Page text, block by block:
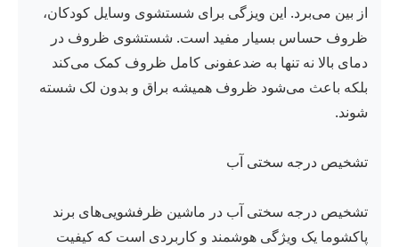
از بین می‌برد. این ویزگی برای شستشوی وسایل کودکان،
ظروف حساس بسیار مفید است. شستشوی ظروف در
دمای بالا نه تنها به ضدعفونی کامل ظروف کمک می‌کند
بلکه باعث می‌شود ظروف همیشه براق و بدون لک شسته
شوند.
تشخیص درجه سختی آب
تشخیص درجه سختی آب در ماشین ظرفشویی‌های برند
پاکشوما یک ویژگی هوشمند و کاربردی است که کیفیت